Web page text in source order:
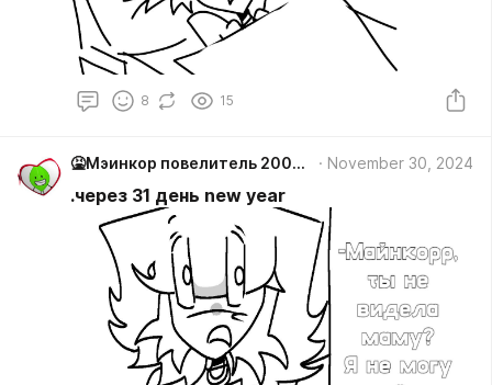
8 15
🤮Мэинкор повелитель 2000/ лифи #Мiйнкiр November 30, 2024
.через 31 день new year